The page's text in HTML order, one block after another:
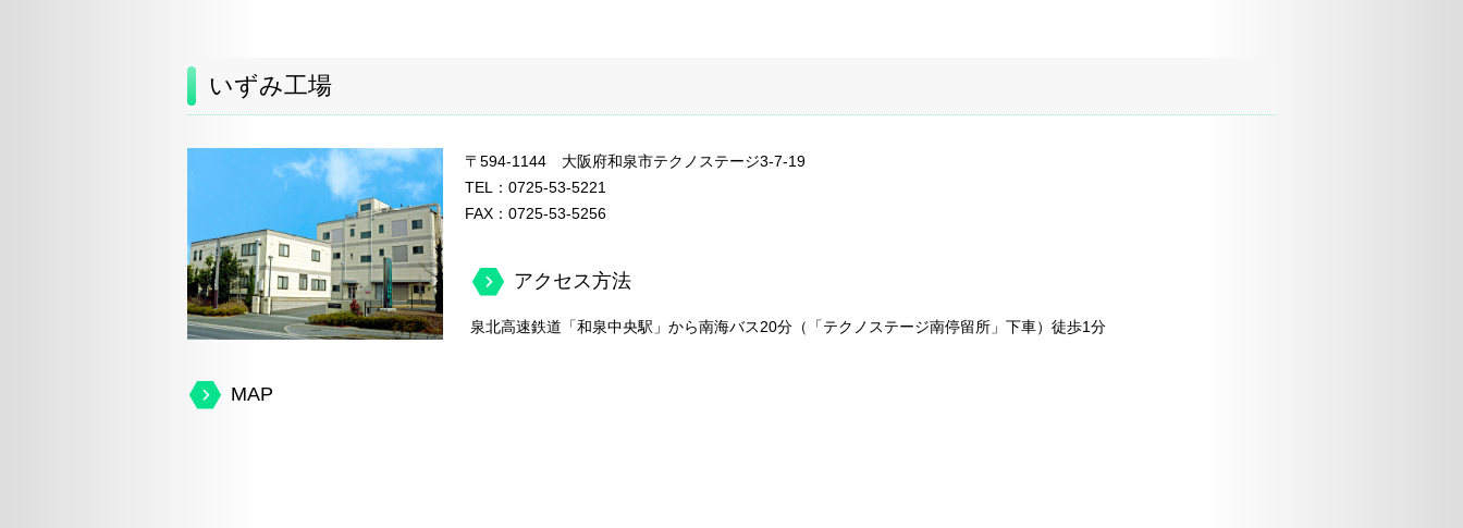
いずみ工場
〒594-1144 大阪府和泉市テクノステージ3-7-19
TEL： 0725-53-5221
FAX：0725-53-5256
アクセス方法
泉北高速鉄道「和泉中央駅」から南海バス20分（「テクノステージ南停留所」下車）徒歩1分
MAP